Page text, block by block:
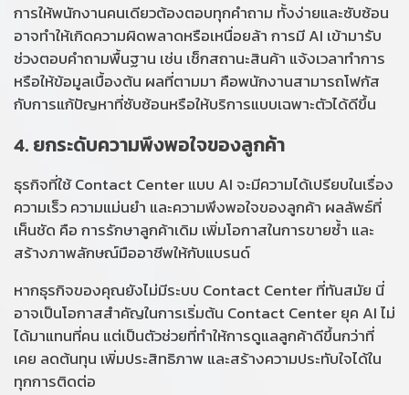
การให้พนักงานคนเดียวต้องตอบทุกคำถาม ทั้งง่ายและซับซ้อน
อาจทำให้เกิดความผิดพลาดหรือเหนื่อยล้า การมี AI เข้ามารับ
ช่วงตอบคำถามพื้นฐาน เช่น เช็กสถานะสินค้า แจ้งเวลาทำการ
หรือให้ข้อมูลเบื้องต้น ผลที่ตามมา คือพนักงานสามารถโฟกัส
กับการแก้ปัญหาที่ซับซ้อนหรือให้บริการแบบเฉพาะตัวได้ดีขึ้น
4. ยกระดับความพึงพอใจของลูกค้า
ธุรกิจที่ใช้ Contact Center แบบ AI จะมีความได้เปรียบในเรื่อง
ความเร็ว ความแม่นยำ และความพึงพอใจของลูกค้า ผลลัพธ์ที่
เห็นชัด คือ การรักษาลูกค้าเดิม เพิ่มโอกาสในการขายซ้ำ และ
สร้างภาพลักษณ์มืออาชีพให้กับแบรนด์
หากธุรกิจของคุณยังไม่มีระบบ Contact Center ที่ทันสมัย นี่
อาจเป็นโอกาสสำคัญในการเริ่มต้น Contact Center ยุค AI ไม่
ได้มาแทนที่คน แต่เป็นตัวช่วยที่ทำให้การดูแลลูกค้าดีขึ้นกว่าที่
เคย ลดต้นทุน เพิ่มประสิทธิภาพ และสร้างความประทับใจได้ใน
ทุกการติดต่อ